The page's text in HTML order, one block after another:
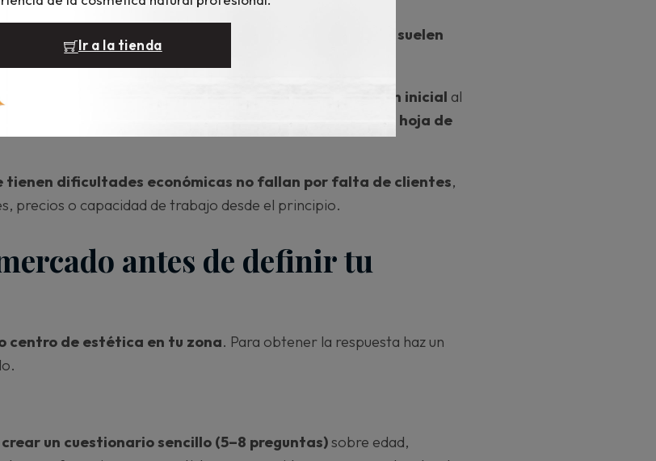
reduce riesgos y evita decisiones improvisadas que suelen
si existe demanda en tu zona, ajustar la inversión inicial al
de otros centros
tener una hoja de
tienen dificultades económicas no fallan por falta de clientes,
precios o capacidad de trabajo desde el principio.
antes de definir tu
centro de estética en tu zona. Para obtener la respuesta haz un
un cuestionario sencillo (5–8 preguntas)sobre edad,
Ir a la tienda